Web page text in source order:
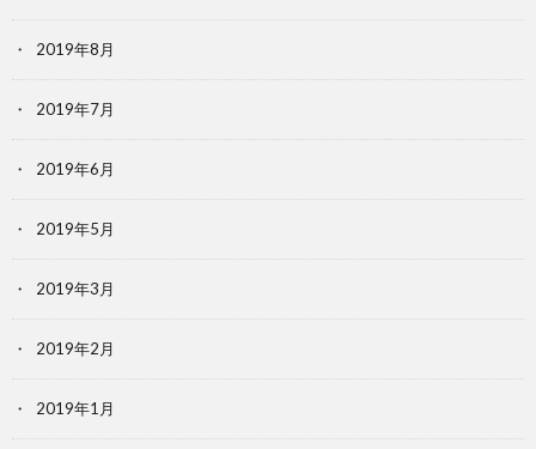
2019年8月
2019年7月
2019年6月
2019年5月
2019年3月
2019年2月
2019年1月